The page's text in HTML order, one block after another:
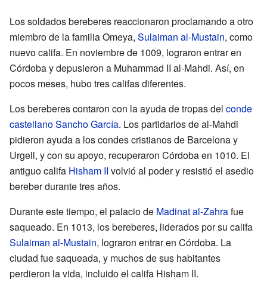
Los soldados bereberes reaccionaron proclamando a otro
miembro de la familia Omeya, Sulaiman al-Mustain, como
nuevo califa. En noviembre de 1009, lograron entrar en
Córdoba y depusieron a Muhammad II al-Mahdi. Así, en
pocos meses, hubo tres califas diferentes.
Los bereberes contaron con la ayuda de tropas del conde
castellanoSancho García. Los partidarios de al-Mahdi
pidieron ayuda a los condes cristianos de Barcelona y
Urgell, y con su apoyo, recuperaron Córdoba en 1010. El
antiguo califa Hisham II volvió al poder y resistió el asedio
bereber durante tres años.
Durante este tiempo, el palacio de Madinat al-Zahrafue
saqueado. En 1013, los bereberes, liderados por su califa
Sulaiman al-Mustain, lograron entrar en Córdoba. La
ciudad fue saqueada, y muchos de sus habitantes
perdieron la vida, incluido el califa Hisham II.